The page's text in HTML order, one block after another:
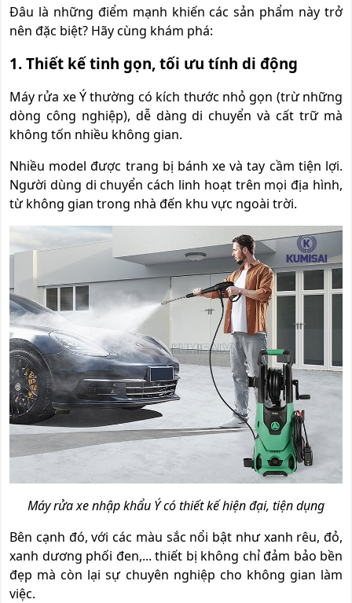
Đâu là những điểm mạnh khiến các sản phẩm này trở
nên đặc biệt? Hãy cùng khám phá:
1. Thiết kế tinh gọn, tối ưu tính di động
Máy rửa xe Ý thường có kích thước nhỏ gọn (trừ những
dòng công nghiệp), dễ dàng di chuyển và cất trữ mà
không tốn nhiều không gian.
Nhiều model được trang bị bánh xe và tay cầm tiện lợi.
Người dùng di chuyển cách linh hoạt trên mọi địa hình,
từ không gian trong nhà đến khu vực ngoài trời.
Máy rửa xe nhập khẩu Ý có thiết kế hiện đại, tiện dụng
Bên cạnh đó, với các màu sắc nổi bật như xanh rêu, đỏ,
xanh dương phối đen,... thiết bị không chỉ đảm bảo bền
đẹp mà còn lại sự chuyên nghiệp cho không gian làm
việc.